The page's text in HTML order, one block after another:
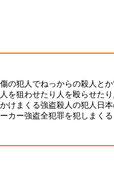
の犯人でねっからの殺人と
を狙わせたり人を殴らせた
けまくる強盗殺人の犯人日
カー強盗全犯罪を犯しまく